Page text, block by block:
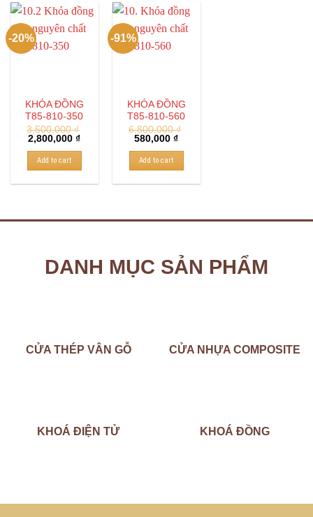
-20%
KHÓA ĐỒNG
T85-810-350
3,500,000₫
2,800,000₫
Add to cart
-91%
KHÓA ĐỒNG
T85-810-560
6,800,000₫
580,000₫
Add to cart
DANH MỤC SẢN PHẨM
CỬA THÉP VÂN GỖ CỬA NHỰA COMPOSITE
KHOÁ ĐIỆN TỬ KHOÁ ĐỒNG